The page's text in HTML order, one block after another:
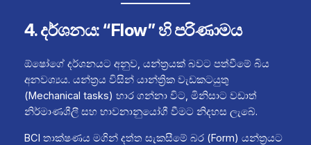
4. දර්ශනය: “Flow” හි පරිණාමය
ඕෂෝගේ දර්ශනයට අනුව, යන්ත්‍රයක් බවට පත්වීමේ බිය
අනවශ්‍යය. යන්ත්‍රය විසින් යාන්ත්‍රික වැඩකටයුතු
(Mechanical tasks) භාර ගන්නා විට, මිනිසාට වඩාත්
නිර්මාණශීලී සහ භාවනානුයෝගී වීමට නිදහස ලැබේ.
BCI තාක්ෂණය මගින් දත්ත සැකසීමේ බර (Form) යන්ත්‍රයට